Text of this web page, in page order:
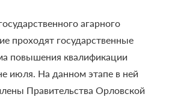
агарного
проходят государственные
повышения квалификации
июля. На данном этапе в ней
Правительства Орловской